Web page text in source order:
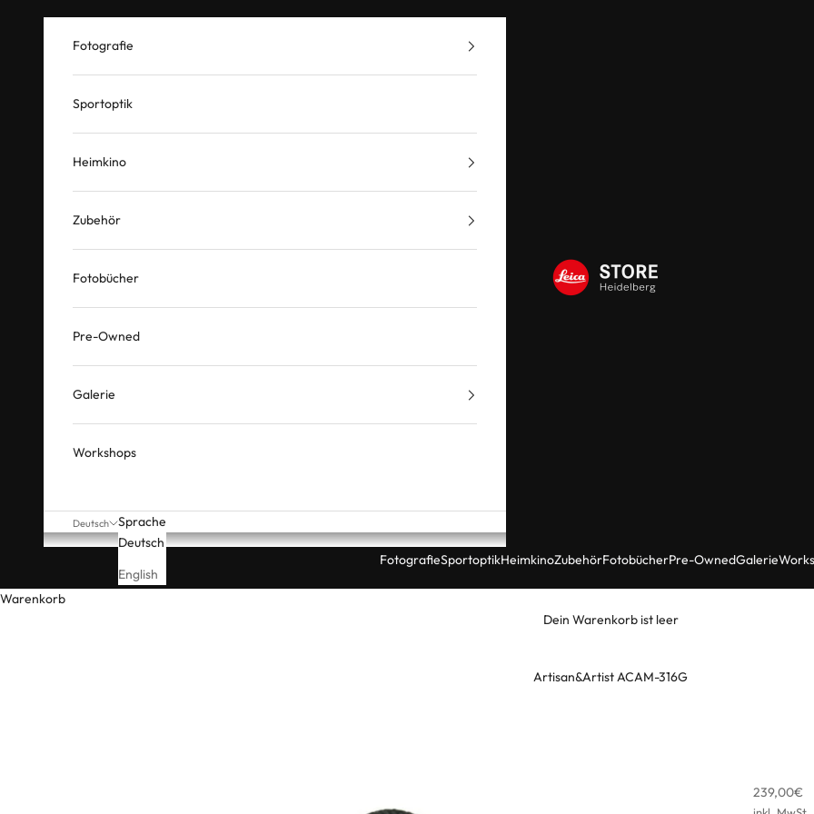
Leica Store Heidelberg
FotografieSportoptikHeimkinoZubehörFotobücherPre-OwnedGalerie
Fotografie
Sportoptik
Heimkino
Zubehör
Fotobücher
Pre-Owned
Galerie
Workshops
Deutsch
Sprache
Deutsch
English
Warenkorb
Dein Warenkorb ist leer
Artisan&Artist ACAM-316G
Angebot
239,00€